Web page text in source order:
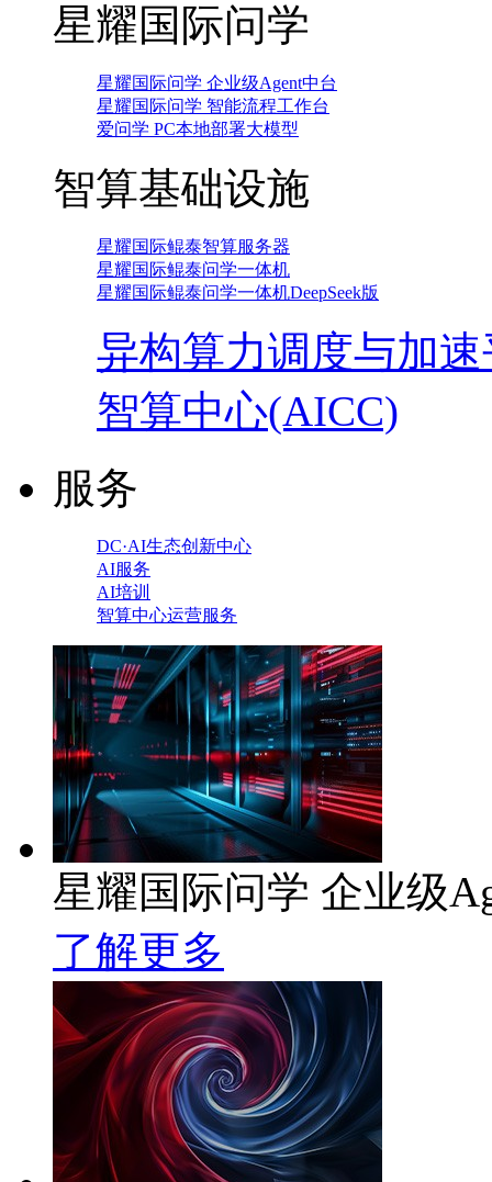
星耀国际问学
星耀国际问学 企业级Agent中台
星耀国际问学 智能流程工作台
爱问学 PC本地部署大模型
智算基础设施
星耀国际鲲泰智算服务器
星耀国际鲲泰问学一体机
星耀国际鲲泰问学一体机DeepSeek版
异构算力调度与加
智算中心(AICC)
服务
DC·AI生态创新中心
AI服务
AI培训
智算中心运营服务
星耀国际问学 企业级
了解更多